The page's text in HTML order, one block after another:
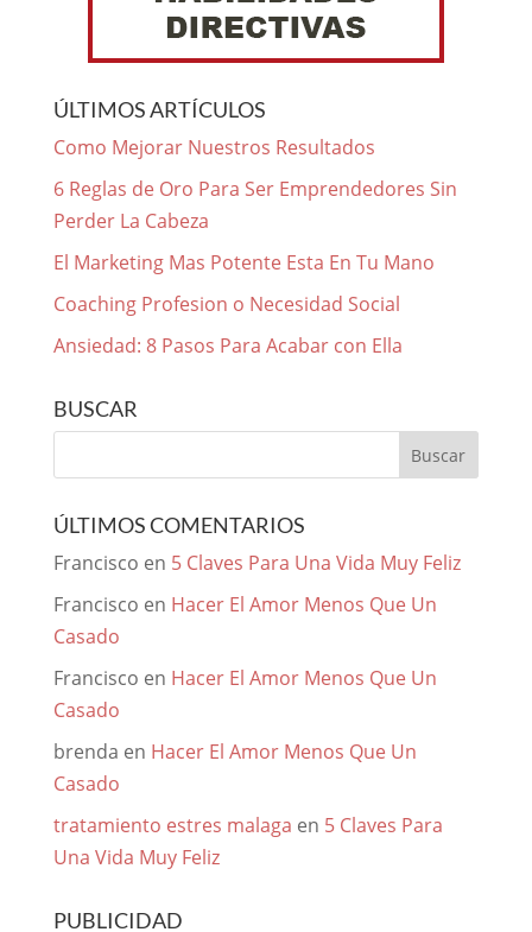
ÚLTIMOS ARTÍCULOS
Como Mejorar Nuestros Resultados
6 Reglas de Oro Para Ser Emprendedores Sin
Perder La Cabeza
El Marketing Mas Potente Esta En Tu Mano
Coaching Profesion o Necesidad Social
Ansiedad: 8 Pasos Para Acabar con Ella
BUSCAR
ÚLTIMOS COMENTARIOS
Francisco en 5 Claves Para Una Vida Muy Feliz
Francisco en Hacer El Amor Menos Que Un
Casado
Francisco en Hacer El Amor Menos Que Un
Casado
brenda en Hacer El Amor Menos Que Un
Casado
tratamiento estres malaga en 5 Claves Para
Una Vida Muy Feliz
PUBLICIDAD